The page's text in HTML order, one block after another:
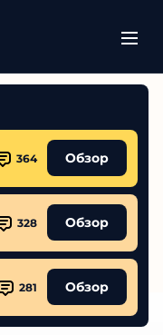
364 Обзор
328 Обзор
281 Обзор